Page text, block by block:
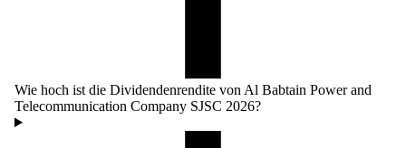
Wie hoch ist die Dividendenrendite von Al Babtain Power and
Telecommunication Company SJSC 2026?